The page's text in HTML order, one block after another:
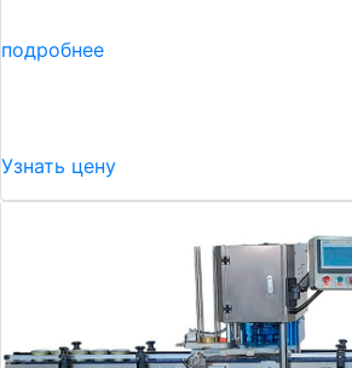
подробнее
Узнать цену